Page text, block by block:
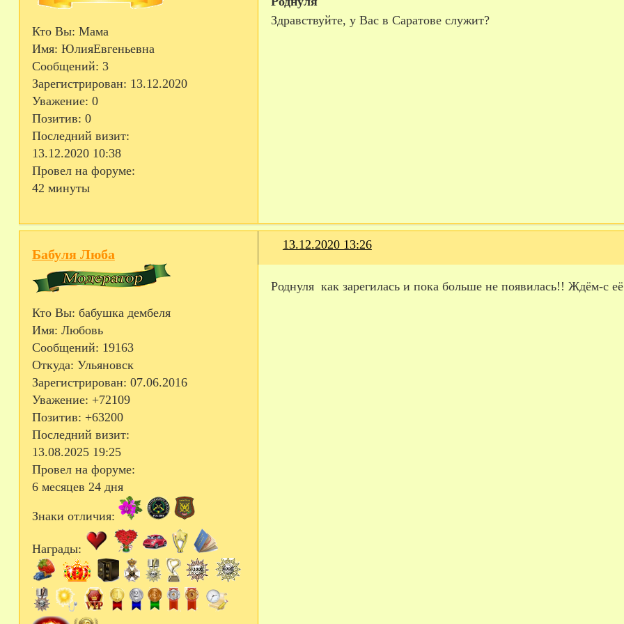
Кто Вы: Мама
Имя: ЮлияЕвгеньевна
Сообщений: 3
Зарегистрирован: 13.12.2020
Уважение: 0
Позитив: 0
Последний визит:
13.12.2020 10:38
Провел на форуме:
42 минуты
Здравствуйте, у Вас в Саратове служит?
13.12.2020 13:26
Бабуля Люба
Кто Вы: бабушка дембеля
Имя: Любовь
Сообщений: 19163
Откуда: Ульяновск
Зарегистрирован: 07.06.2016
Уважение: +72109
Позитив: +63200
Последний визит:
13.08.2025 19:25
Провел на форуме:
6 месяцев 24 дня
Знаки отличия:
Награды:
Роднуля как зарегилась и пока больше не появилась!! Ждём-с